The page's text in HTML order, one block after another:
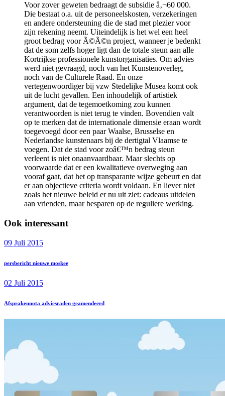
Voor zover geweten bedraagt de subsidie â‚¬60 000.
Die bestaat o.a. uit de personeelskosten, verzekeringen
en andere ondersteuning die de stad met plezier voor
zijn rekening neemt. Uiteindelijk is het wel een heel
groot bedrag voor Ã©Ã©n project, wanneer je bedenkt
dat de som zelfs hoger ligt dan de totale steun aan alle
Kortrijkse professionele kunstorganisaties. Om advies
werd niet gevraagd, noch van het Kunstenoverleg,
noch van de Culturele Raad. En onze
vertegenwoordiger bij vzw Stedelijke Musea komt ook
uit de lucht gevallen. Een inhoudelijk of artistiek
argument, dat de tegemoetkoming zou kunnen
verantwoorden is niet terug te vinden. Bovendien valt
op te merken dat de internationale dimensie eraan wordt
toegevoegd door een paar Waalse, Brusselse en
Nederlandse kunstenaars bij de dertigtal Vlaamse te
voegen. Dat de stad voor zoâ€™n bedrag steun
verleent is niet onaanvaardbaar. Maar slechts op
voorwaarde dat er een kwalitatieve overweging aan
vooraf gaat, dat het op transparante wijze gebeurt en dat
er aan objectieve criteria wordt voldaan. En liever niet
zoals het nieuwe beleid er nu uit ziet: cadeaus uitdelen
aan vrienden, maar besparen op de reguliere werking.
Ook interessant
09 Juli 2015
persbericht nieuwe moskee
02 Juli 2015
Afsprakennota adviesraden geamendeerd